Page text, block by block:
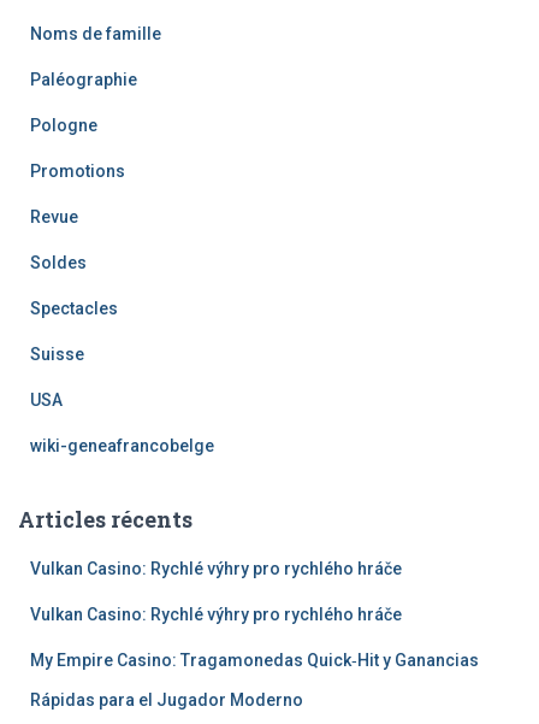
Noms de famille
Paléographie
Pologne
Promotions
Revue
Soldes
Spectacles
Suisse
USA
wiki-geneafrancobelge
Articles récents
Vulkan Casino: Rychlé výhry pro rychlého hráče
Vulkan Casino: Rychlé výhry pro rychlého hráče
My Empire Casino: Tragamonedas Quick‑Hit y Ganancias
Rápidas para el Jugador Moderno